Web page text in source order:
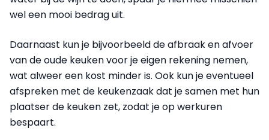
wel een mooi bedrag uit.
Daarnaast kun je bijvoorbeeld de afbraak en afvoer
van de oude keuken voor je eigen rekening nemen,
wat alweer een kost minder is. Ook kun je eventueel
afspreken met de keukenzaak dat je samen met hun
plaatser de keuken zet, zodat je op werkuren
bespaart.